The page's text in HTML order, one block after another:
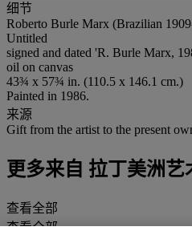
细节
Roberto Burle Marx (Brazilian
Untitled
signed and dated 'R. Burle Marx,
oil on canvas
43¾ x 57¾ in. (110.5 x 146.1 cm.)
Painted in 1986.
来源
Gift from the artist to the present
更多来自 拉丁美洲艺
查看全部
查看全部